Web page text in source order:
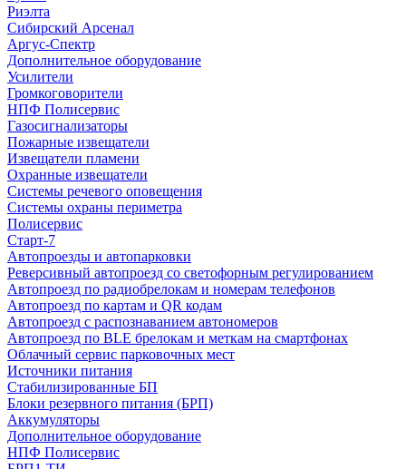
Риэлта
Сибирский Арсенал
Аргус-Спектр
Дополнительное оборудование
Усилители
Громкоговорители
НПФ Полисервис
Газосигнализаторы
Пожарные извещатели
Извещатели пламени
Охранные извещатели
Системы речевого оповещения
Системы охраны периметра
Полисервис
Старт-7
Автопроезды и автопарковки
Реверсивный автопроезд со светофорным регулированием
Автопроезд по радиобрелокам и номерам телефонов
Автопроезд по картам и QR кодам
Автопроезд с распознаванием автономеров
Автопроезд по BLE брелокам и меткам на смартфонах
Облачный сервис парковочных мест
Источники питания
Стабилизированные БП
Блоки резервного питания (БРП)
Аккумуляторы
Дополнительное оборудование
НПФ Полисервис